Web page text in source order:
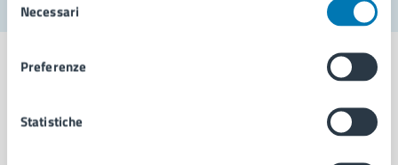
delNecessari
Preferenze
StatisticheComune di Napoli